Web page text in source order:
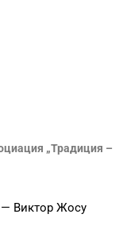
„Традиция –
— Виктор Жосу